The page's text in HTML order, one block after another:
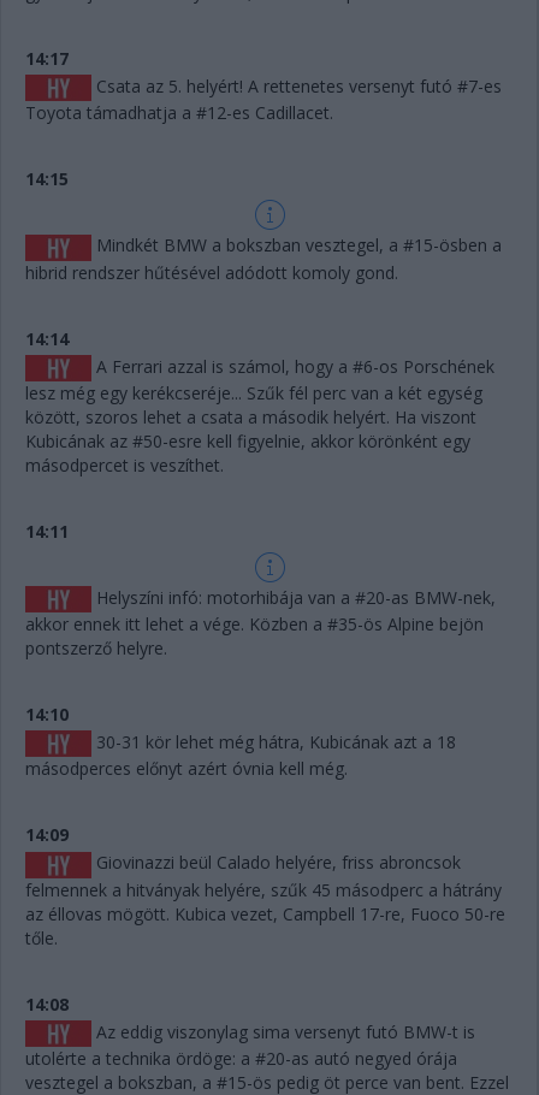
14:17
Csata az 5. helyért! A rettenetes versenyt futó #7-es
Toyota támadhatja a #12-es Cadillacet.
14:15
Mindkét BMW a bokszban vesztegel, a #15-ösben a
hibrid rendszer hűtésével adódott komoly gond.
14:14
A Ferrari azzal is számol, hogy a #6-os Porschének
lesz még egy kerékcseréje... Szűk fél perc van a két egység
között, szoros lehet a csata a második helyért. Ha viszont
Kubicának az #50-esre kell figyelnie, akkor körönként egy
másodpercet is veszíthet.
14:11
Helyszíni infó: motorhibája van a #20-as BMW-nek,
akkor ennek itt lehet a vége. Közben a #35-ös Alpine bejön
pontszerző helyre.
14:10
30-31 kör lehet még hátra, Kubicának azt a 18
másodperces előnyt azért óvnia kell még.
14:09
Giovinazzi beül Calado helyére, friss abroncsok
felmennek a hitványak helyére, szűk 45 másodperc a hátrány
az éllovas mögött. Kubica vezet, Campbell 17-re, Fuoco 50-re
tőle.
14:08
Az eddig viszonylag sima versenyt futó BMW-t is
utolérte a technika ördöge: a #20-as autó negyed órája
vesztegel a bokszban, a #15-ös pedig öt perce van bent. Ezzel